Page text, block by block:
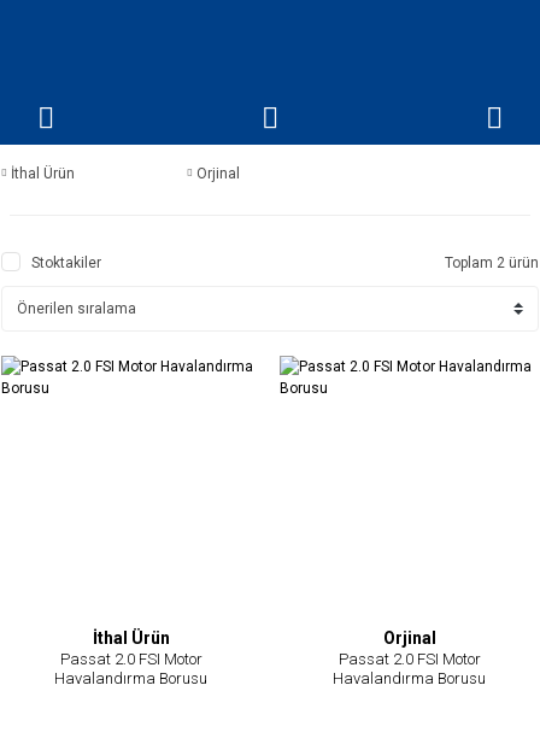
İthal Ürün Orjinal
Stoktakiler Toplam 2 ürün
İthal Ürün
Passat 2.0 FSI Motor
Havalandırma Borusu
Orjinal
Passat 2.0 FSI Motor
Havalandırma Borusu